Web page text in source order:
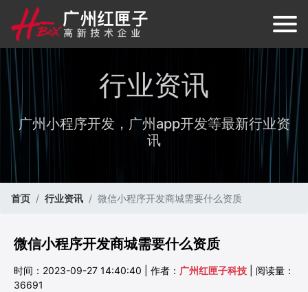
行业资讯
广州小程序开发，广州app开发等最新行业资
讯
首页 行业资讯 微信小程序开发商城需要什么资质
微信小程序开发商城需要什么资质
时间：2023-09-27 14:40:40 | 作者： 广州红匣子科技 | 阅读量：
36691